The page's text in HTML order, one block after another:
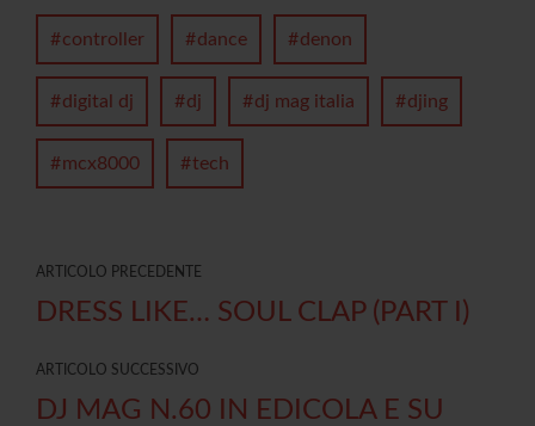
controller dance denon
digital dj dj dj mag italia djing
mcx8000 tech
ARTICOLO PRECEDENTE
DRESS LIKE… SOUL CLAP (PART I)
ARTICOLO SUCCESSIVO
DJ MAG N.60 IN EDICOLA E SU